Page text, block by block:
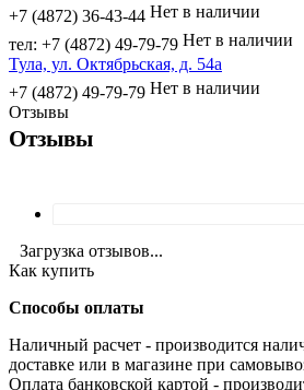
+7 (4872) 36-43-44 Нет в наличии
тел: +7 (4872) 49-79-79 Нет в наличии
Тула, ул. Октябрьская, д. 54а
+7 (4872) 49-79-79 Нет в наличии
Отзывы
Отзывы
Загрузка отзывов...
Как купить
Способы оплаты
Наличный расчет - производится
доставке или в магазине при
Оплата банковской картой -